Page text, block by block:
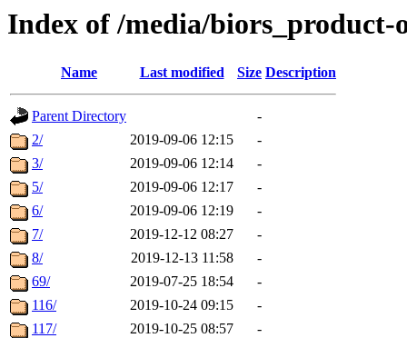
Index of /media/biors_product-
Name Last modified Size Description
Parent Directory
-
2/
2019-09-06 12:15
-
3/
2019-09-06 12:14
-
5/
2019-09-06 12:17
-
6/
2019-09-06 12:19
-
7/
2019-12-12 08:27
-
8/
2019-12-13 11:58
-
69/
2019-07-25 18:54
-
116/
2019-10-24 09:15
-
117/
2019-10-25 08:57
-